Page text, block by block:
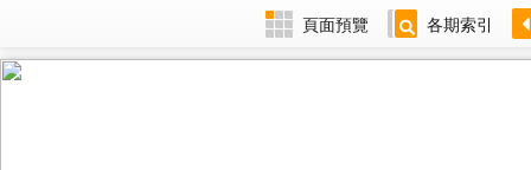
頁面預覽 各期索引